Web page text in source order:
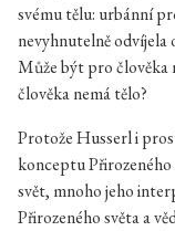
svému tělu: urbánní
nevyhnutelně odvíjela
Může být pro člověka
člověka nemá tělo?
Protože Husserl i
konceptu
svět, mnoho jeho
Přirozeného světa a